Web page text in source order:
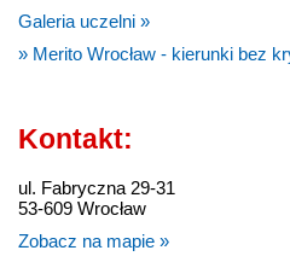
Galeria uczelni »
» Merito Wrocław - kierunki bez
Kontakt:
ul. Fabryczna 29-31
53-609 Wrocław
Zobacz na mapie »